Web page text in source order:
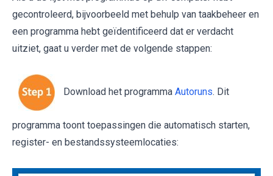
gecontroleerd, bijvoorbeeld met behulp van taakbeheer en
een programma hebt geïdentificeerd dat er verdacht
uitziet, gaat u verder met de volgende stappen:
Download het programma Autoruns. Dit
programma toont toepassingen die automatisch starten,
register- en bestandssysteemlocaties: